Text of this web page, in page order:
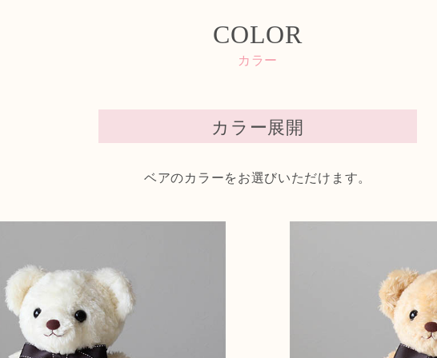
COLOR
カラー
カラー展開
ベアのカラーをお選びいただけます。